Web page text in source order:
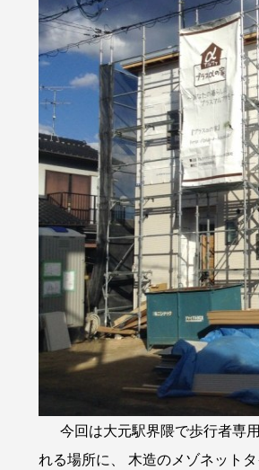
今回は大元駅界隈で歩行者専
れる場所に、 木造のメゾネット